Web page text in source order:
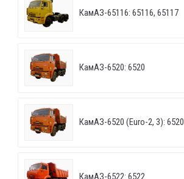
КамАЗ-65116: 65116, 65117
КамАЗ-6520: 6520
КамАЗ-6520 (Euro-2, 3): 6520